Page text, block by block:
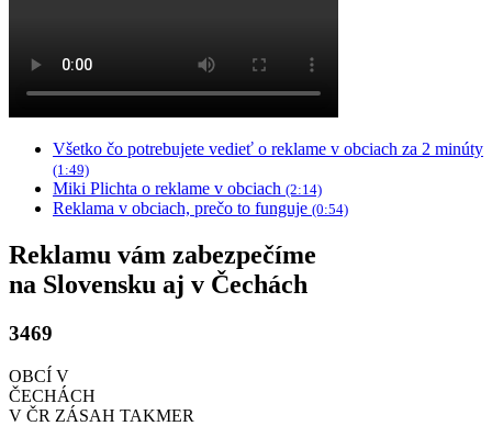
Všetko čo potrebujete vedieť o reklame v obciach za 2 minúty
(1:49)
Miki Plichta o reklame v obciach (2:14)
Reklama v obciach, prečo to funguje (0:54)
Reklamu vám zabezpečíme
na Slovensku aj v Čechách
3469
OBCÍ V
ČECHÁCH
V ČR ZÁSAH TAKMER